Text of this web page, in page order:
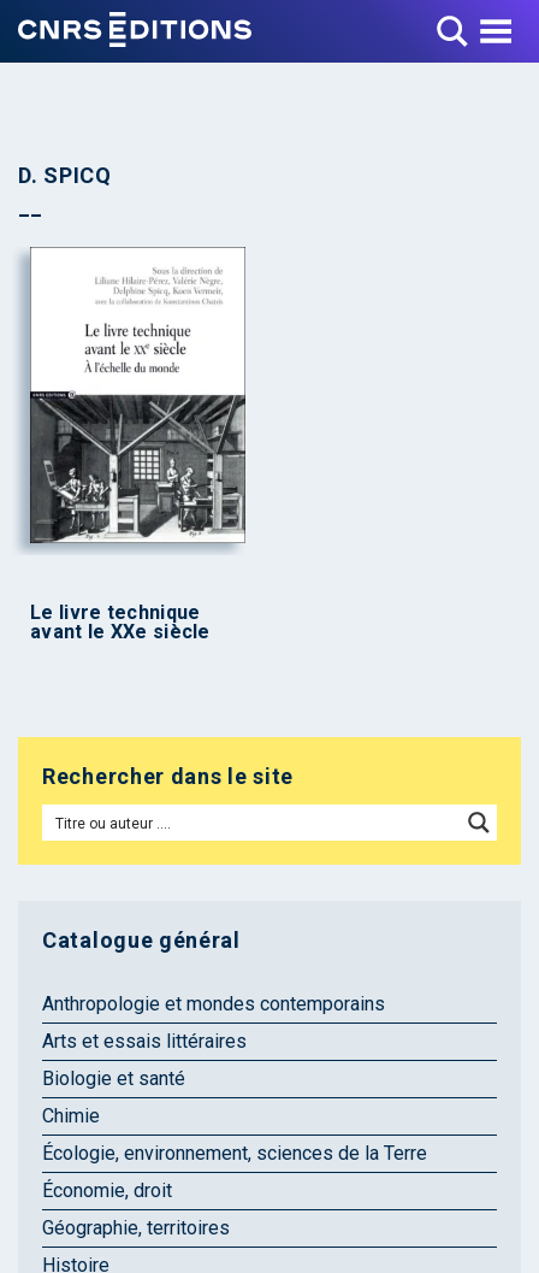
Toggle Menu
D. SPICQ
Le livre technique
avant le XXe siècle
Rechercher dans le site
Catalogue général
Anthropologie et mondes contemporains
Arts et essais littéraires
Biologie et santé
Chimie
Écologie, environnement, sciences de la Terre
Économie, droit
Géographie, territoires
Histoire